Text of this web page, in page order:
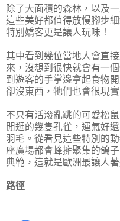
除了大面積的森林，以及
這些美好都值得放慢腳步
特別嬌客更是讓人玩味！
其中看到幾位當地人會直
來，沒想到很快就會有一
到遊客的手掌邊拿起食物
卻沒東西，牠們也會很現
不只有活潑亂跳的可愛松
閒逛的幾隻孔雀，運氣好
羽毛。從看見這些特別的
座廣場都會蜂擁聚集的鴿
典範，這就是歐洲最讓人著
路徑